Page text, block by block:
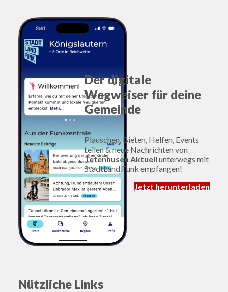
Der digitale
Wegweiser für deine
Gemeinde
Plauschen, Bieten, Helfen, Events
teilen & neue Nachrichten von
Tetenhusen Aktuellunterwegs mit
StadtLand.Funk empfangen!
Jetzt herunterladen
Nützliche Links